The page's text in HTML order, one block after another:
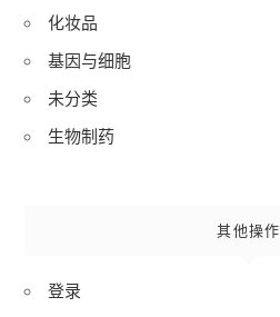
化妆品
基因与细胞
未分类
生物制药
其他操作
登录